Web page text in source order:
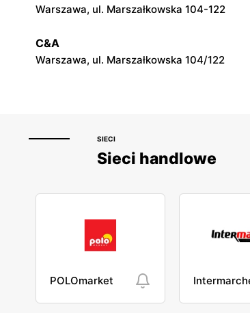
Łomianki, ul. Brukowa 25
Warszawa, ul. Marszałkowska 104-122
C&A
Warszawa, ul. Marszałkowska 104/122
SIECI
Sieci handlowe
POLOmarket